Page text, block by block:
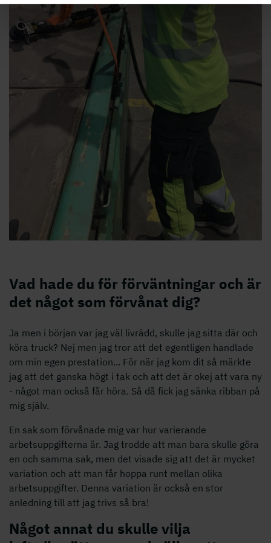
Vad hade du för förväntningar och är
det något som förvånat dig?
Ja men i början var jag väl livrädd, skulle jag sitta där och
köra truck? Nej men jag tror att det egentligen handlade
om min egen prestation... För när jag kom dit så märkte
jag att det ganska högt i tak och att det är okej att vara ny
- något man också får höra. Så då fick jag sänka ribban på
mig själv.
En sak som förvånade mig var hur varierande
arbetsuppgifterna är. Jag trodde att man bara skulle göra
en och samma sak, men det visade sig att det är mycket
variation och att man får hoppa runt mellan olika
arbetsuppgifter. Denna variation är också en stor
anledning till att jag trivs så bra!
Något annat du skulle vilja